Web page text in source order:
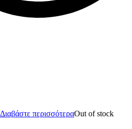
Διαβάστε περισσότεραOut of stock